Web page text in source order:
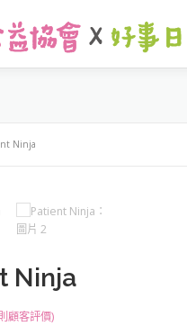
Ninja
Ninja
顧客評價)